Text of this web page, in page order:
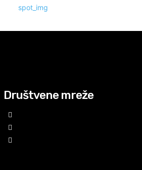
Društvene mreže